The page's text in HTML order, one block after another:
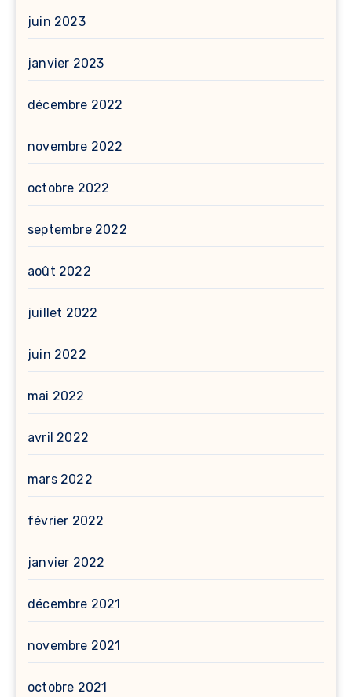
juin 2023
janvier 2023
décembre 2022
novembre 2022
octobre 2022
septembre 2022
août 2022
juillet 2022
juin 2022
mai 2022
avril 2022
mars 2022
février 2022
janvier 2022
décembre 2021
novembre 2021
octobre 2021